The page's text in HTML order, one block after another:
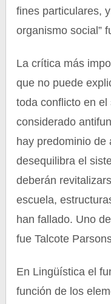
fines particulares,
organismo social”
La crítica más
que no puede
toda conflicto en
considerado
hay predominio de
desequilibra el
deberán
escuela,
han fallado. Uno
fue Talcote
En Lingüística el
función de los